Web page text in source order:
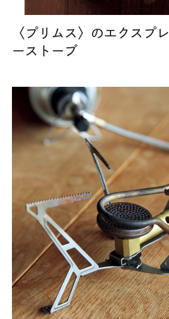
〈プリムス〉のエクスプ
ーストーブ